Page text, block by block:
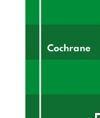
Cochrane